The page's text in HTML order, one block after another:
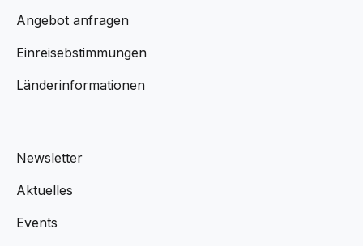
Angebot anfragen
Einreisebstimmungen
Länderinformationen
Newsletter
Aktuelles
Events